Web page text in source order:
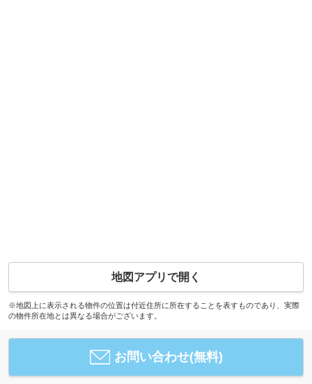
地図アプリで開く
※地図上に表示される物件の位置は付近住所に所在することを表すものであり、実際
の物件所在地とは異なる場合がございます。
お問い合わせ(無料)